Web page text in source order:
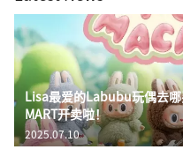
Lisa最爱的Labubu玩偶去
MART开卖啦！
2025.07.10